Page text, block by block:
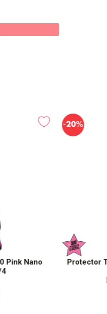
Pink Nano
4
-20%
Protector